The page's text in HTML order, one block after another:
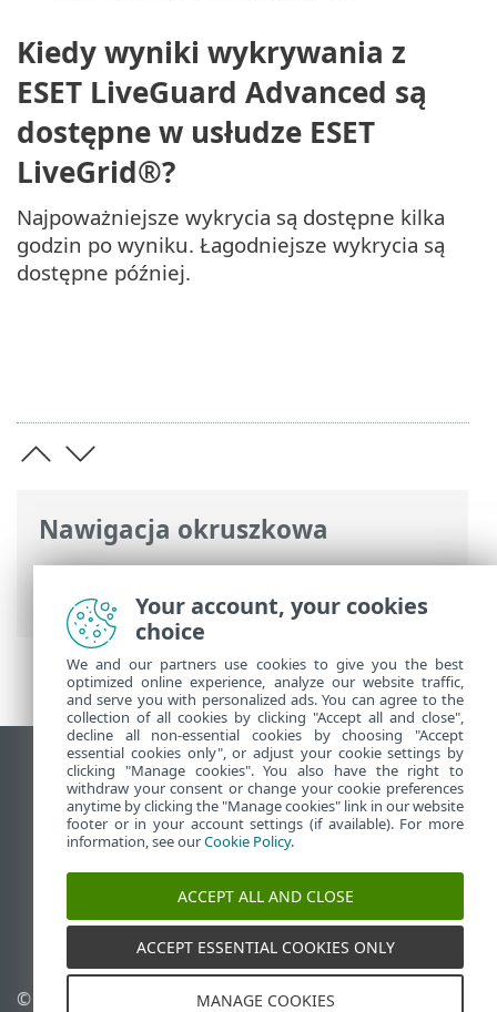
Nawigacja okruszkowa
Pomoc online ESET>ESET LiveGuard
Advanced >Często zadawane pytania
Kiedy wyniki wykrywania z
ESET LiveGuard Advanced są
dostępne w usłudze ESET
LiveGrid®?
Najpoważniejsze wykrycia są dostępne kilka
godzin po wyniku. Łagodniejsze wykrycia są
dostępne później.
Wyświetl witrynę internetową dla
komputerów
End of Life
Baza wiedzy ESET
Forum ESET
ESET Status Portal
Pomoc regionalna
© 1992 - 2026 ESET, spol. s
Zarządzaj plikami cookie
Your account, your cookies
choice
We and our partners use cookies to give you the best
optimized online experience, analyze our website traffic,
and serve you with personalized ads. You can agree to the
collection of all cookies by clicking "Accept all and close",
decline all non-essential cookies by choosing "Accept
essential cookies only", or adjust your cookie settings by
clicking "Manage cookies". You also have the right to
withdraw your consent or change your cookie preferences
anytime by clicking the "Manage cookies" link in our website
footer or in your account settings (if available). For more
information, see ourCookie Policy.
ACCEPT ALL AND CLOSE
ACCEPT ESSENTIAL COOKIES ONLY
MANAGE COOKIES